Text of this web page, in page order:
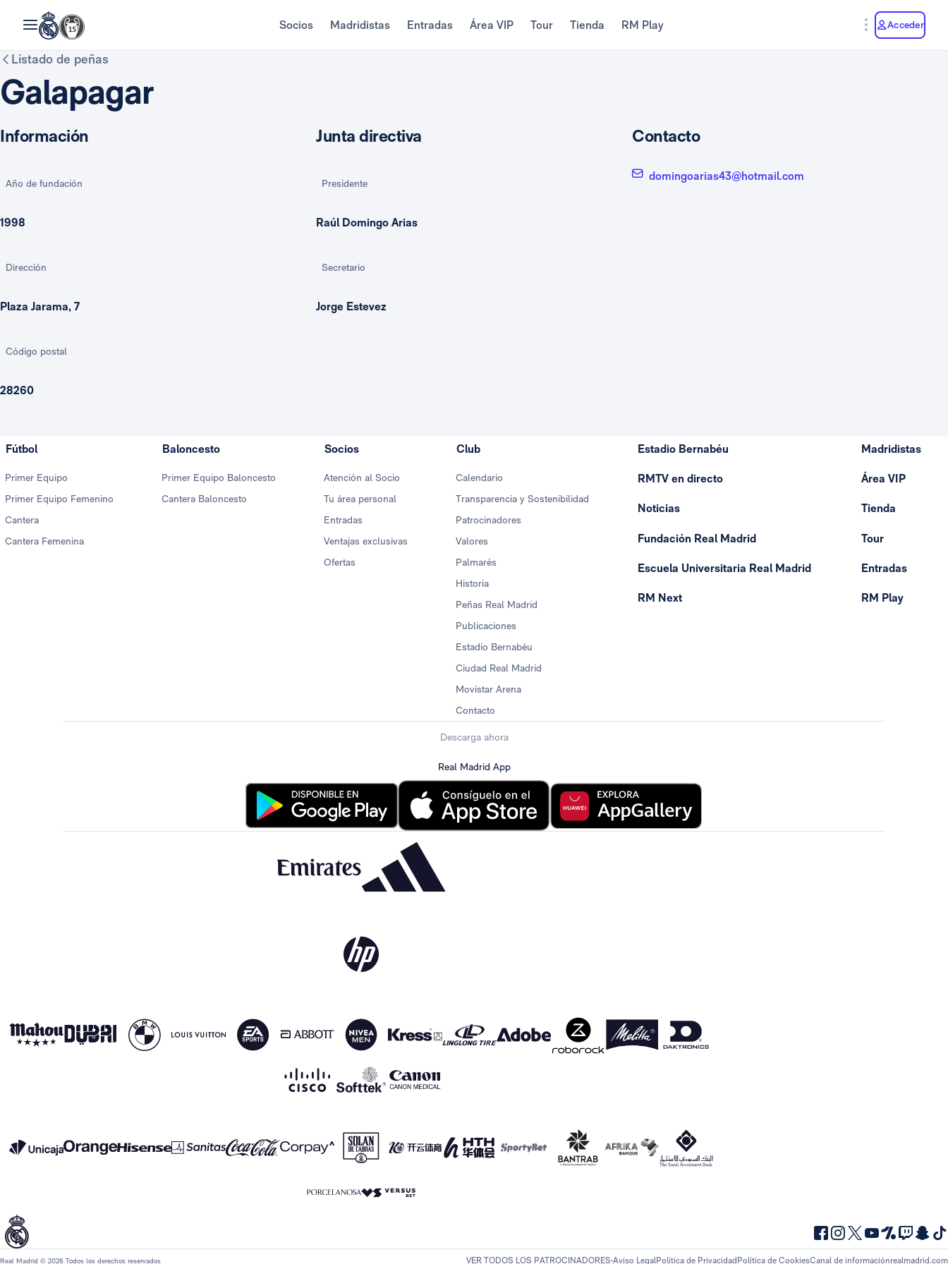
Socios Madridistas Entradas Área VIP Tour Tienda RM Play Acceder
Listado de peñas
Galapagar
Información
Año de fundación
1998
Dirección
Plaza Jarama, 7
Código postal
28260
Junta directiva
Presidente
Raúl Domingo Arias
Secretario
Jorge Estevez
Contacto
domingoarias43@hotmail.com
Fútbol
Primer Equipo
Primer Equipo Femenino
Cantera
Cantera Femenina
Baloncesto
Primer Equipo Baloncesto
Cantera Baloncesto
Socios
Atención al Socio
Tu área personal
Entradas
Ventajas exclusivas
Ofertas
Club
Calendario
Transparencia y Sostenibilidad
Patrocinadores
Valores
Palmarés
Historia
Peñas Real Madrid
Publicaciones
Estadio Bernabéu
Ciudad Real Madrid
Movistar Arena
Contacto
Estadio Bernabéu
RMTV en directo
Noticias
Fundación Real Madrid
Escuela Universitaria Real Madrid
RM Next
Madridistas
Área VIP
Tienda
Tour
Entradas
RM Play
Descarga ahora
Real Madrid App
Real Madrid © 2026 Todos los derechos reservados VER TODOS LOS PATROCINADORES Aviso LegalPolítica de Privacidad Política de CookiesCanal de informaciónrealmadrid.com